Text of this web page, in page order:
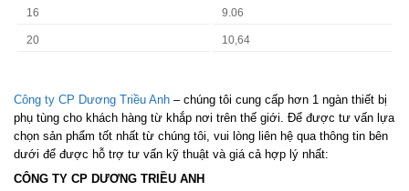
16 9.06
20 10,64
Công ty CP Dương Triều Anh – chúng tôi cung cấp hơn 1 ngàn thiết bị
phụ tùng cho khách hàng từ khắp nơi trên thế giới. Để được tư vấn lựa
chọn sản phẩm tốt nhất từ chúng tôi, vui lòng liên hệ qua thông tin bên
dưới để được hỗ trợ tư vấn kỹ thuật và giá cả hợp lý nhất:
CÔNG TY CP DƯƠNG TRIỀU ANH